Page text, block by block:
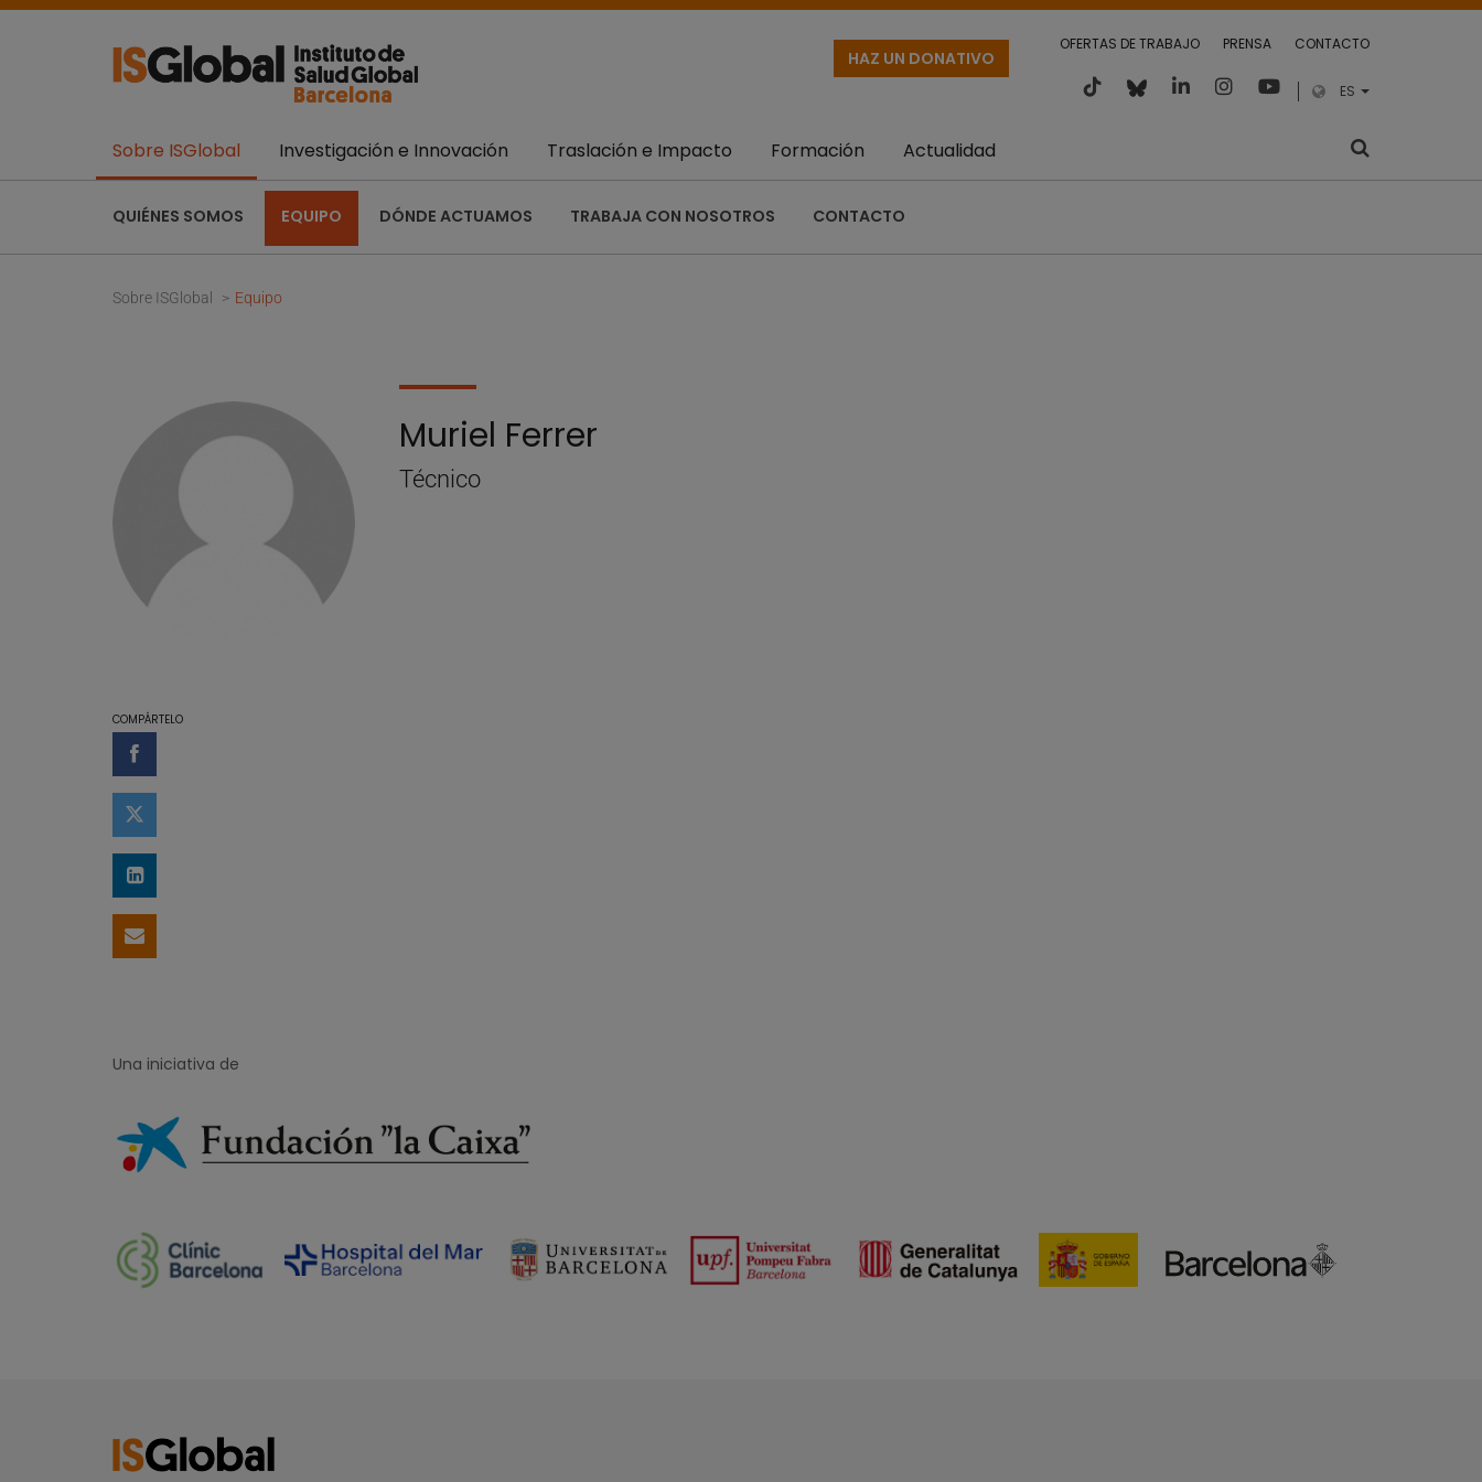
OFERTAS DE TRABAJO PRENSA CONTACTO
ES
HAZ UN DONATIVO
Sobre ISGlobal
QUIÉNES SOMOS EQUIPO DÓNDE ACTUAMOS TRABAJA CON NOSOTROS CONTACTO
Investigación e Innovación Traslación e Impacto Formación Actualidad
Sobre ISGlobal Equipo
Muriel Ferrer
Técnico
COMPÁRTELO
Compartir en Facebook
Compartir en Twitter
Compartir en LinkedIn
Compartir por email
Una iniciativa de